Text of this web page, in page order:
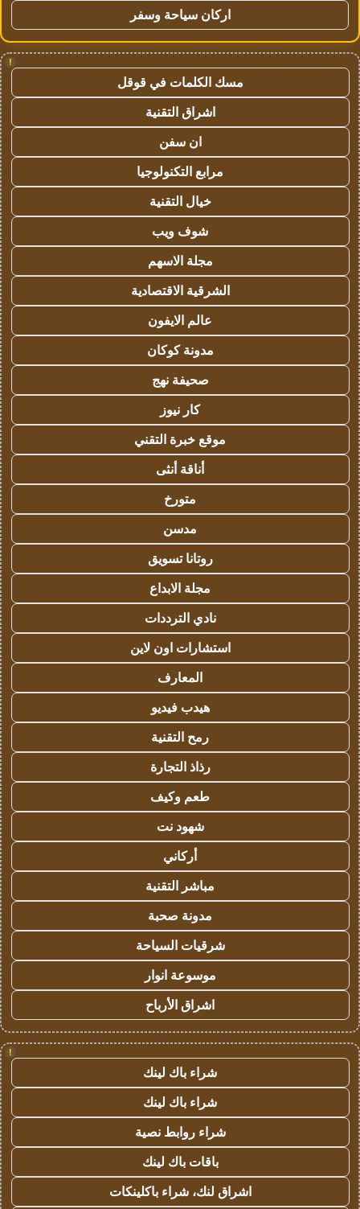
اركان سياحة وسفر
!
مسك الكلمات في قوقل
اشراق التقنية
ان سفن
مرابع التكنولوجيا
خيال التقنية
شوف ويب
مجلة الاسهم
الشرقية الاقتصادية
عالم الايفون
مدونة كوكان
صحيفة نهج
كار نيوز
موقع خبرة التقني
أناقة أنثى
متورخ
مدسن
روتانا تسويق
مجلة الابداع
نادي الترددات
استشارات اون لاين
المعارف
هيدب فيديو
رمح التقنية
رذاذ التجارة
طعم وكيف
شهود نت
أركاني
مباشر التقنية
مدونة صحبة
شرقيات السياحة
موسوعة انوار
اشراق الأرباح
!
شراء باك لينك
شراء باك لينك
شراء روابط نصية
باقات باك لينك
اشراق لنك، شراء باكلينكات